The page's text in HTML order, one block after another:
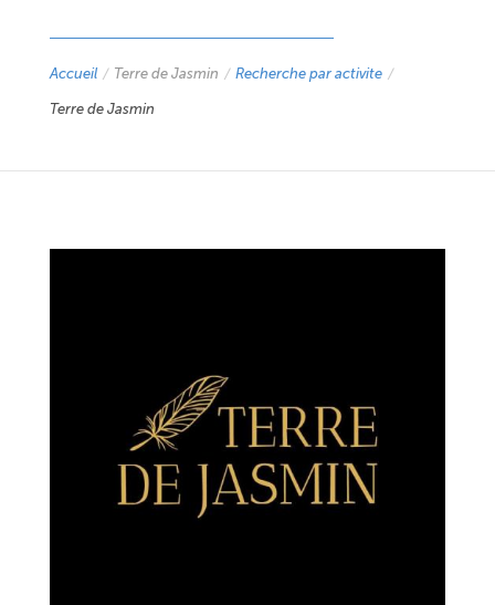
Accueil / Terre de Jasmin / Recherche par activite /
Terre de Jasmin